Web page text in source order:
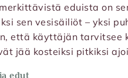
eduista on
sen vesisäiliöt – yksi
että käyttäjän tarvitsee
jää kosteiksi pitkiksi
edut